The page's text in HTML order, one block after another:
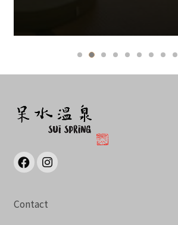
Contact